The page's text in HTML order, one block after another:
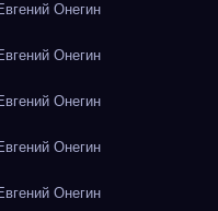
Онегин
Онегин
Онегин
Онегин
Онегин